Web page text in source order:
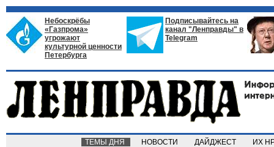
Небоскрёбы
«Газпрома»
угрожают
культурной ценности
Петербурга
Подписывайтесь на
канал "Ленправды" в
Telegram
ТЕМЫ ДНЯ НОВОСТИ ДАЙДЖЕСТ ИХ